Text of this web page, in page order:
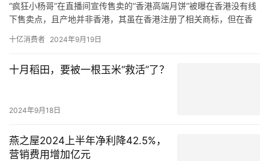
“疯狂小杨哥”在直播间宣传售卖的“香港高端月饼”被曝在香港没有线
下售卖点，且产地并非香港，其虽在香港注册了相关商标，但在香
在粉丝众多的直播间大肆宣传的“香港高端月饼”，却被曝在香港并无
反观“疯狂小杨哥”在直播间宣传售卖的“香港高端月饼”，这些影响力
十亿消费者 2024年9月19日
十月稻田，要被一根玉米“救活”了？
2024年9月18日
燕之屋2024上半年净利降42.5%，
营销费用增加亿元